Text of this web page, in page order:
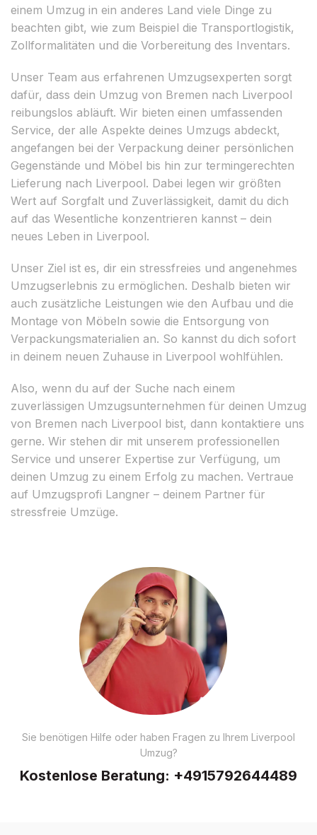
einem Umzug in ein anderes Land viele Dinge zu
beachten gibt, wie zum Beispiel die Transportlogistik,
Zollformalitäten und die Vorbereitung des Inventars.
Unser Team aus erfahrenen Umzugsexperten sorgt
dafür, dass dein Umzug von Bremen nach Liverpool
reibungslos abläuft. Wir bieten einen umfassenden
Service, der alle Aspekte deines Umzugs abdeckt,
angefangen bei der Verpackung deiner persönlichen
Gegenstände und Möbel bis hin zur termingerechten
Lieferung nach Liverpool. Dabei legen wir größten
Wert auf Sorgfalt und Zuverlässigkeit, damit du dich
auf das Wesentliche konzentrieren kannst – dein
neues Leben in Liverpool.
Unser Ziel ist es, dir ein stressfreies und angenehmes
Umzugserlebnis zu ermöglichen. Deshalb bieten wir
auch zusätzliche Leistungen wie den Aufbau und die
Montage von Möbeln sowie die Entsorgung von
Verpackungsmaterialien an. So kannst du dich sofort
in deinem neuen Zuhause in Liverpool wohlfühlen.
Also, wenn du auf der Suche nach einem
zuverlässigen Umzugsunternehmen für deinen Umzug
von Bremen nach Liverpool bist, dann kontaktiere uns
gerne. Wir stehen dir mit unserem professionellen
Service und unserer Expertise zur Verfügung, um
deinen Umzug zu einem Erfolg zu machen. Vertraue
auf Umzugsprofi Langner – deinem Partner für
stressfreie Umzüge.
Sie benötigen Hilfe oder haben Fragen zu Ihrem Liverpool
Umzug?
Kostenlose Beratung: +4915792644489